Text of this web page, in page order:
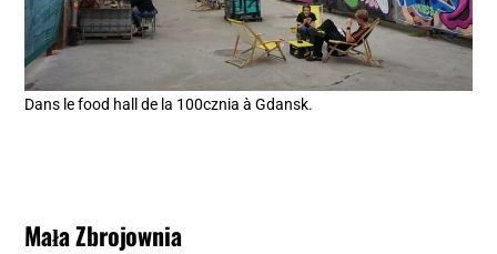
Dans le food hall de la 100cznia à Gdansk.
Mała Zbrojownia